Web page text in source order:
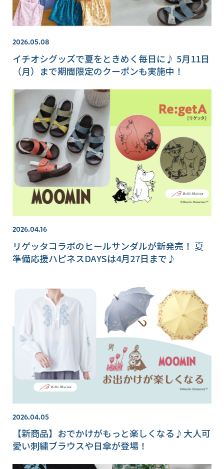
2026.05.08
イチオシグッズで夏をときめく毎日に♪ 5月11日
（月）まで期間限定のクーポンも実施中！
2026.04.16
リゲッタコラボのヒールサンダルが新発売！ 夏
準備応援ハピネスDAYSは4月27日まで♪
2026.04.05
【新商品】おでかけがもっと楽しくなる♪大人可
愛い刺繍ブラウスや日傘が登場！